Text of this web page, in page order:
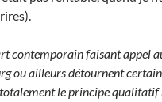
contemporain faisant appel
ou ailleurs détournent
le principe qualitatif